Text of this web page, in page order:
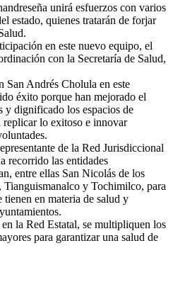
unirá esfuerzos con varios
estado, quienes tratarán de forjar
en este nuevo equipo, el
con la Secretaría de Salud,
San Andrés Cholula en este
éxito porque han mejorado el
y dignificado los espacios de
replicar lo exitoso e innovar
de la Red Jurisdiccional
recorrido las entidades
entre ellas San Nicolás de los
Tianguismanalco y Tochimilco, para
tienen en materia de salud y
la Red Estatal, se multipliquen los
para garantizar una salud de